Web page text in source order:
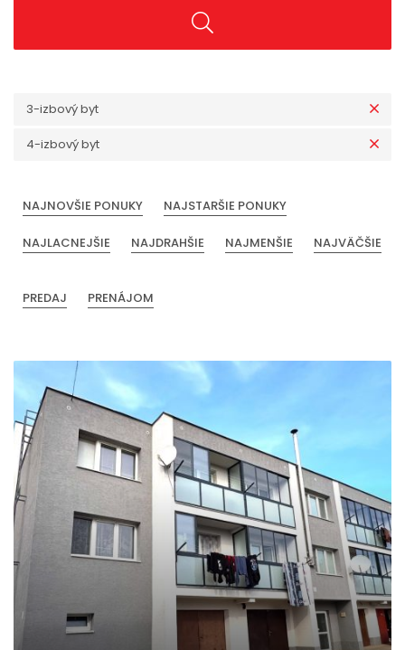
3-izbový byt
4-izbový byt
NAJNOVŠIE PONUKY NAJSTARŠIE PONUKY
NAJLACNEJŠIE NAJDRAHŠIE NAJMENŠIE NAJVÄČŠIE
PREDAJ PRENÁJOM